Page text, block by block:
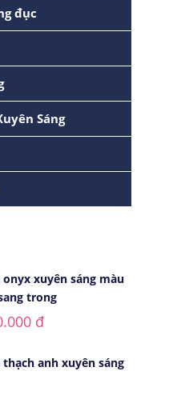
đục
Sáng
onyx xuyên sáng màu
trong
đ
thạch anh xuyên sáng